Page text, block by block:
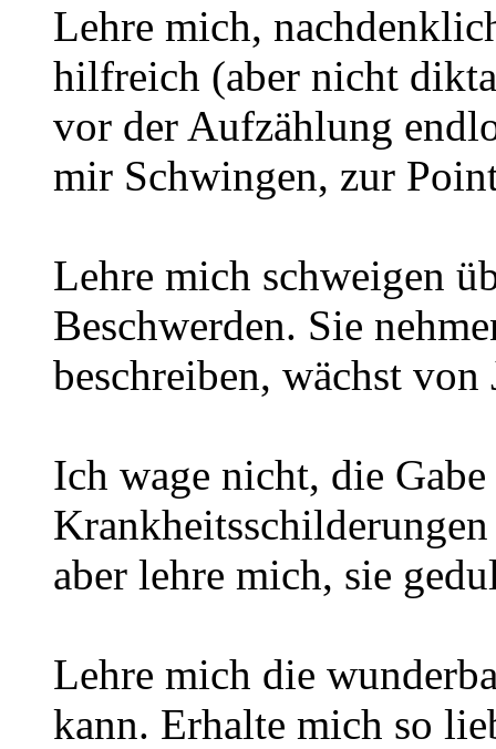
Lehre mich,
hilfreich (aber nicht
vor der Aufzählung
mir Schwingen, zur
Lehre mich schweigen
Beschwerden. Sie
beschreiben, wächst von
Ich wage nicht, die
aber lehre mich, sie
Lehre mich die
kann. Erhalte mich so